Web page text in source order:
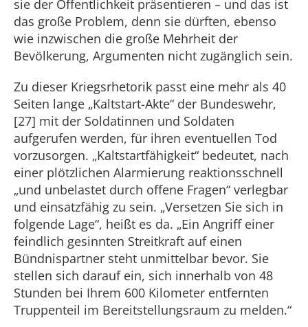
sie der Öffentlichkeit präsentieren – und das ist
das große Problem, denn sie dürften, ebenso
wie inzwischen die große Mehrheit der
Bevölkerung, Argumenten nicht zugänglich sein.
Zu dieser Kriegsrhetorik passt eine mehr als 40
Seiten lange „Kaltstart-Akte“ der Bundeswehr,
[27] mit der Soldatinnen und Soldaten
aufgerufen werden, für ihren eventuellen Tod
vorzusorgen. „Kaltstartfähigkeit“ bedeutet, nach
einer plötzlichen Alarmierung reaktionsschnell
„und unbelastet durch offene Fragen“ verlegbar
und einsatzfähig zu sein. „Versetzen Sie sich in
folgende Lage“, heißt es da. „Ein Angriff einer
feindlich gesinnten Streitkraft auf einen
Bündnispartner steht unmittelbar bevor. Sie
stellen sich darauf ein, sich innerhalb von 48
Stunden bei Ihrem 600 Kilometer entfernten
Truppenteil im Bereitstellungsraum zu melden.“